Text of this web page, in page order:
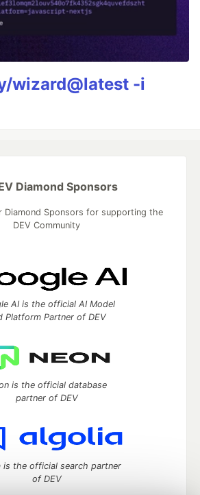
wizard@latest -i
Diamond Sponsors
Diamond Sponsors for supporting the
DEV Community
AI is the official AI Model
Platform Partner of DEV
is the official database
partner of DEV
is the official search partner
of DEV